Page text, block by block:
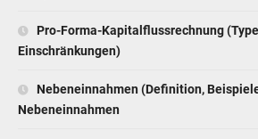
Pro-Forma-Kapitalflussrechnung
Einschränkungen)
Nebeneinnahmen (Definition,
Nebeneinnahmen